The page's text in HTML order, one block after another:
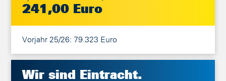
241,00 Euro
Vorjahr 25/26: 79.323 Euro
Wir sind Eintracht.